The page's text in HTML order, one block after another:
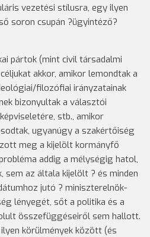
vezetési stílusra, egy ilyen
soron csupán ?ügyintéző?
pártok (mint civil társadalmi
akkor, amikor lemondtak a
filozófiai irányzatainak
bizonyultak a választói
stb., amikor
ugyanúgy a szakértőiség
meg a kijelölt kormányfő
addig a mélységig hatol,
sem az általa kijelölt ? és minden
jutó ? miniszterelnök-
lényegét, sőt a politika és a
összefüggéseiről sem hallott.
körülmények között (és